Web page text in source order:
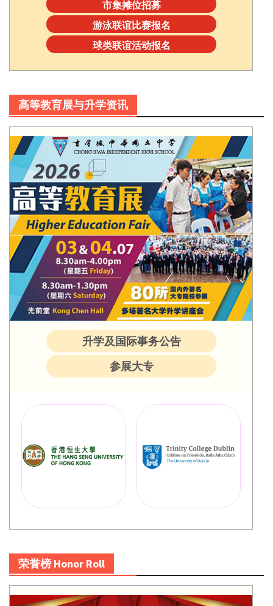
市集摊位招募
游泳联谊比赛报名
球类联谊活动报名
高等教育展与升学资讯
升学及国际事务公告
参展大专
荣誉榜 Honor Roll